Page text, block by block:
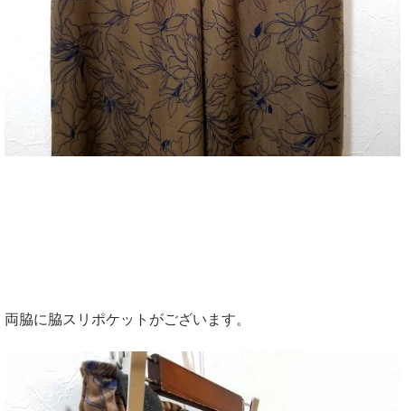
両脇に脇スリポケットがございます。